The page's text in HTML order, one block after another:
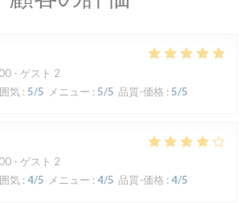
- ゲスト 2
気 : 5/5 メニュー : 5/5 品質-価格 : 5/5
- ゲスト 2
気 : 4/5 メニュー : 4/5 品質-価格 : 4/5